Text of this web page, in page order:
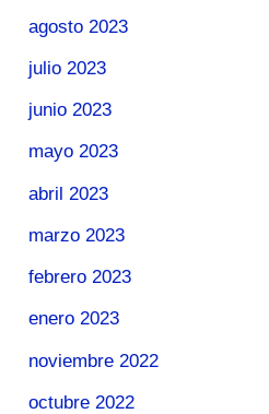
agosto 2023
julio 2023
junio 2023
mayo 2023
abril 2023
marzo 2023
febrero 2023
enero 2023
noviembre 2022
octubre 2022